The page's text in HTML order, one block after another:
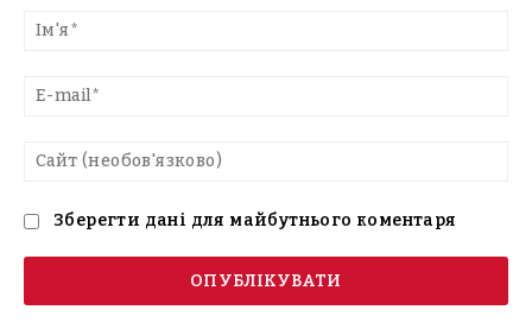
текст
Зберегти дані для майбутнього коментаря